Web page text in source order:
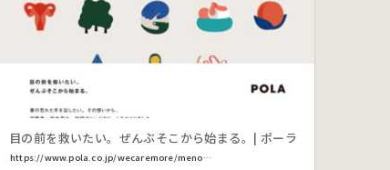
目の前を救いたい。ぜんぶそこから始まる。| ポーラ
https://www.pola.co.jp/wecaremore/menomae/